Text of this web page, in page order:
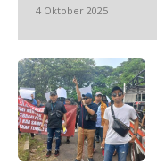
4 Oktober 2025